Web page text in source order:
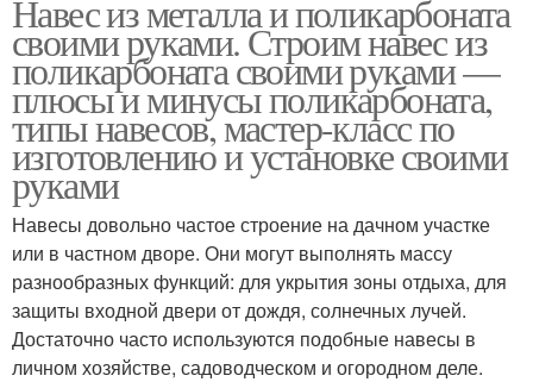
Навес из металла и поликарбоната
своими руками. Строим навес из
поликарбоната своими руками —
плюсы и минусы поликарбоната,
типы навесов, мастер-класс по
изготовлению и установке своими
руками
Навесы довольно частое строение на дачном участке
или в частном дворе. Они могут выполнять массу
разнообразных функций: для укрытия зоны отдыха, для
защиты входной двери от дождя, солнечных лучей.
Достаточно часто используются подобные навесы в
личном хозяйстве, садоводческом и огородном деле.